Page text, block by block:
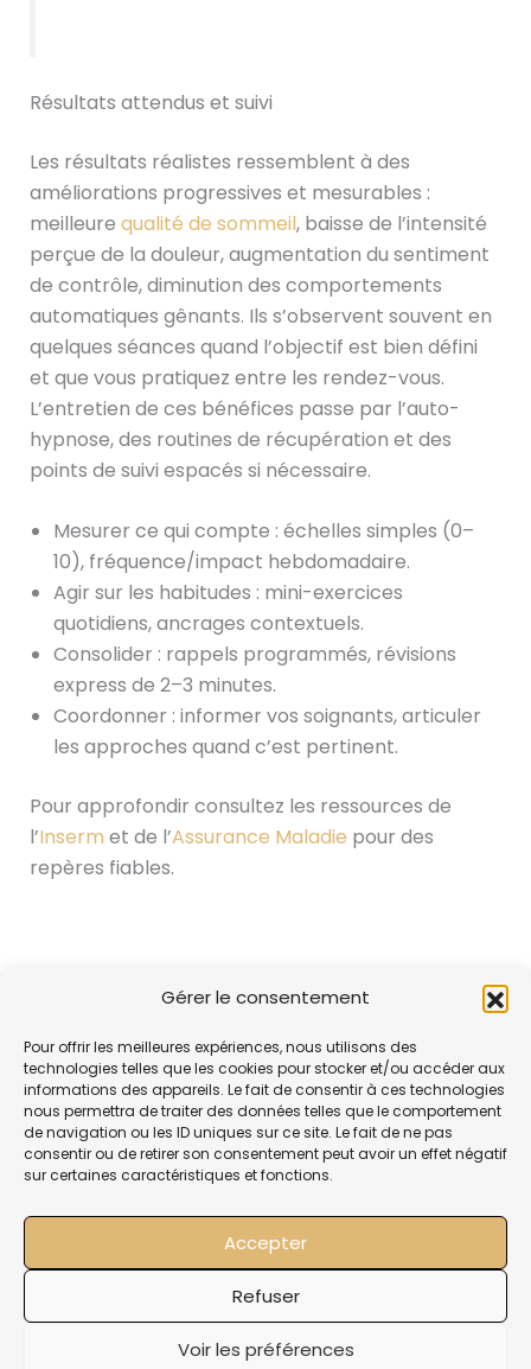
Gérer le consentement
Pour offrir les meilleures expériences, nous utilisons des
technologies telles que les cookies pour stocker et/ou accéder aux
informations des appareils. Le fait de consentir à ces technologies
nous permettra de traiter des données telles que le comportement
de navigation ou les ID uniques sur ce site. Le fait de ne pas
consentir ou de retirer son consentement peut avoir un effet négatif
sur certaines caractéristiques et fonctions.
Accepter
Refuser
Voir les préférences
Résultats attendus et suivi
Les résultats réalistes ressemblent à des
améliorations progressives et mesurables :
meilleure qualité de sommeil, baisse de l’intensité
perçue de la douleur, augmentation du sentiment
de contrôle, diminution des comportements
automatiques gênants. Ils s’observent souvent en
quelques séances quand l’objectif est bien défini
et que vous pratiquez entre les rendez-vous.
L’entretien de ces bénéfices passe par l’auto-
hypnose, des routines de récupération et des
points de suivi espacés si nécessaire.
Mesurer ce qui compte : échelles simples (0–
10), fréquence/impact hebdomadaire.
Agir sur les habitudes : mini-exercices
quotidiens, ancrages contextuels.
Consolider : rappels programmés, révisions
express de 2–3 minutes.
Coordonner : informer vos soignants, articuler
les approches quand c’est pertinent.
Pour approfondir consultez les ressources de
l’Inserm et de l’Assurance Maladie pour des
repères fiables.
SUIVANT
Mentions légales
Politique de confidentialité
Copyright 2024 Nicolas Duval